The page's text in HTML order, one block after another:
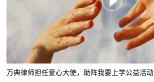
万典律师担任爱心大使，助阵我要上学公益活动